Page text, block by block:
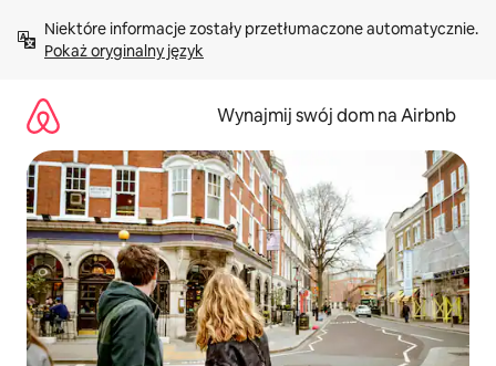
treści Pokaż oryginalny język
Wynajmij swój dom na Airbnb